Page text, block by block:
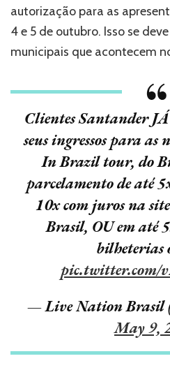
autorização para as
4 e 5 de outubro. Isso se
municipais que acontecem
Clientes Santander
seus ingressos para
In Brazil tour, do
parcelamento de até
10x com juros na
Brasil, OU em até
bilheterias
pic.twitter.com/
— Live Nation Brasil
May 9,